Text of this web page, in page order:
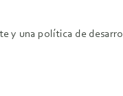
y una política de